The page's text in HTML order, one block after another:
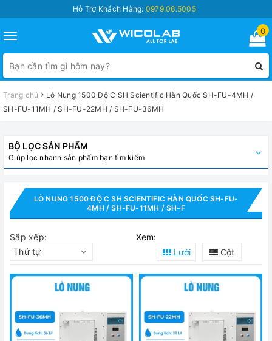
Hỗ Trợ Khách Hàng: 0979.06.5005
Toggle
navigation
0
Trang chủ
Lò Nung 1500 Độ C SH Scientific Hàn Quốc SH-FU-4MH /
SH-FU-11MH / SH-FU-22MH / SH-FU-36MH
BỘ LỌC SẢN PHẨM
Giúp lọc nhanh sản phẩm bạn tìm kiếm
LÒ NUNG 1500 ĐỘ C SH SCIENTIFIC HÀN QUỐC SH-FU-
4MH / SH-FU-11MH / SH-F
Sắp xếp:
Thứ tự
Xem:
Lưới
Cột